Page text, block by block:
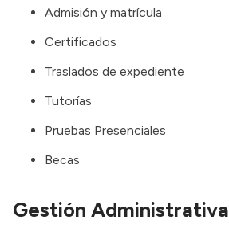
Admisión y matrícula
Certificados
Traslados de expediente
Tutorías
Pruebas Presenciales
Becas
Gestión Administrativa